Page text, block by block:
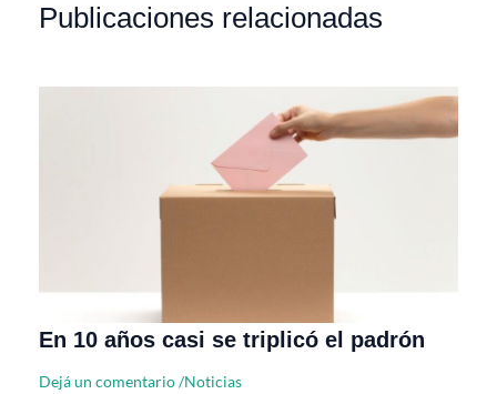
Publicaciones relacionadas
En 10 años casi se triplicó el padrón
Dejá un comentario/Noticias